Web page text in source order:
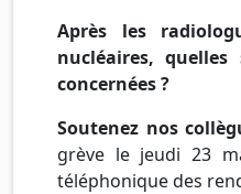
Après les
nucléaires,
concernées ?
Soutenez nos
grève le jeudi 23
téléphonique des